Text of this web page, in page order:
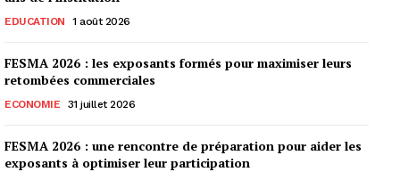
EDUCATION 1 août 2026
FESMA 2026 : les exposants formés pour maximiser leurs
retombées commerciales
ECONOMIE 31 juillet 2026
FESMA 2026 : une rencontre de préparation pour aider les
exposants à optimiser leur participation